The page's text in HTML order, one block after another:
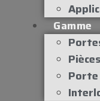
Gamme
Porte